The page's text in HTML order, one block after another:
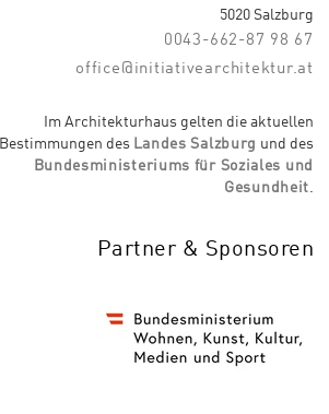
5020 Salzburg
0043-662-87 98 67
office@initiativearchitektur.at
Im Architekturhaus gelten die aktuellen
Bestimmungen des Landes Salzburg und des
Bundesministeriums für Soziales und
Gesundheit
Partner & Sponsoren